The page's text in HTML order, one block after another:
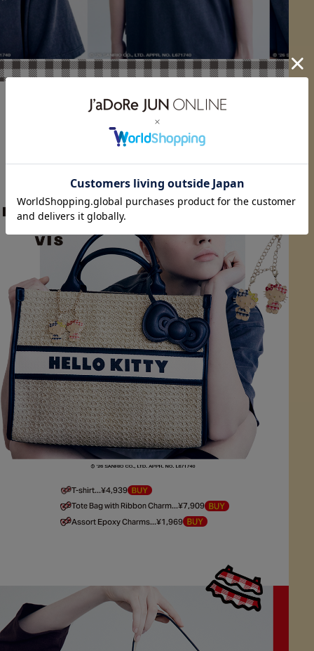
T-shirt...¥4,939
Tote Bag with Ribbon Charm...¥7,909
Assort Epoxy Charms...¥1,969